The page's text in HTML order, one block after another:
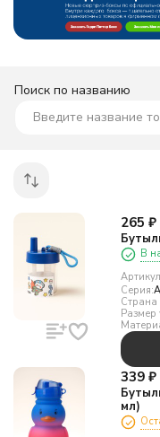
Поиск по названию
265 ₽
В
Серия:
Страна
Размер
339 ₽
мл)